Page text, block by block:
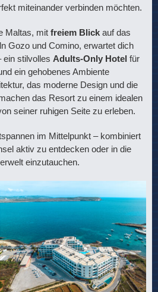
miteinander verbinden möchten.
Maltas, mit freiem Blick auf das
Gozo und Comino, erwartet dich
ein stilvolles Adults-Only Hotel für
ein gehobenes Ambiente
das moderne Design und die
das Resort zu einem idealen
seiner ruhigen Seite zu erleben.
im Mittelpunkt – kombiniert
aktiv zu entdecken oder in die
einzutauchen.